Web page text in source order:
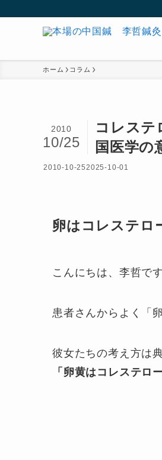
ホーム コラム
コレステ
国医学の
2010
10/25
2010-10-252025-10-01
卵はコレステロ
こんにちは、李哲です
患者さんからよく「
彼女たちの考え方は
「卵黄はコレステロ